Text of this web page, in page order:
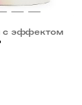
с эффектом